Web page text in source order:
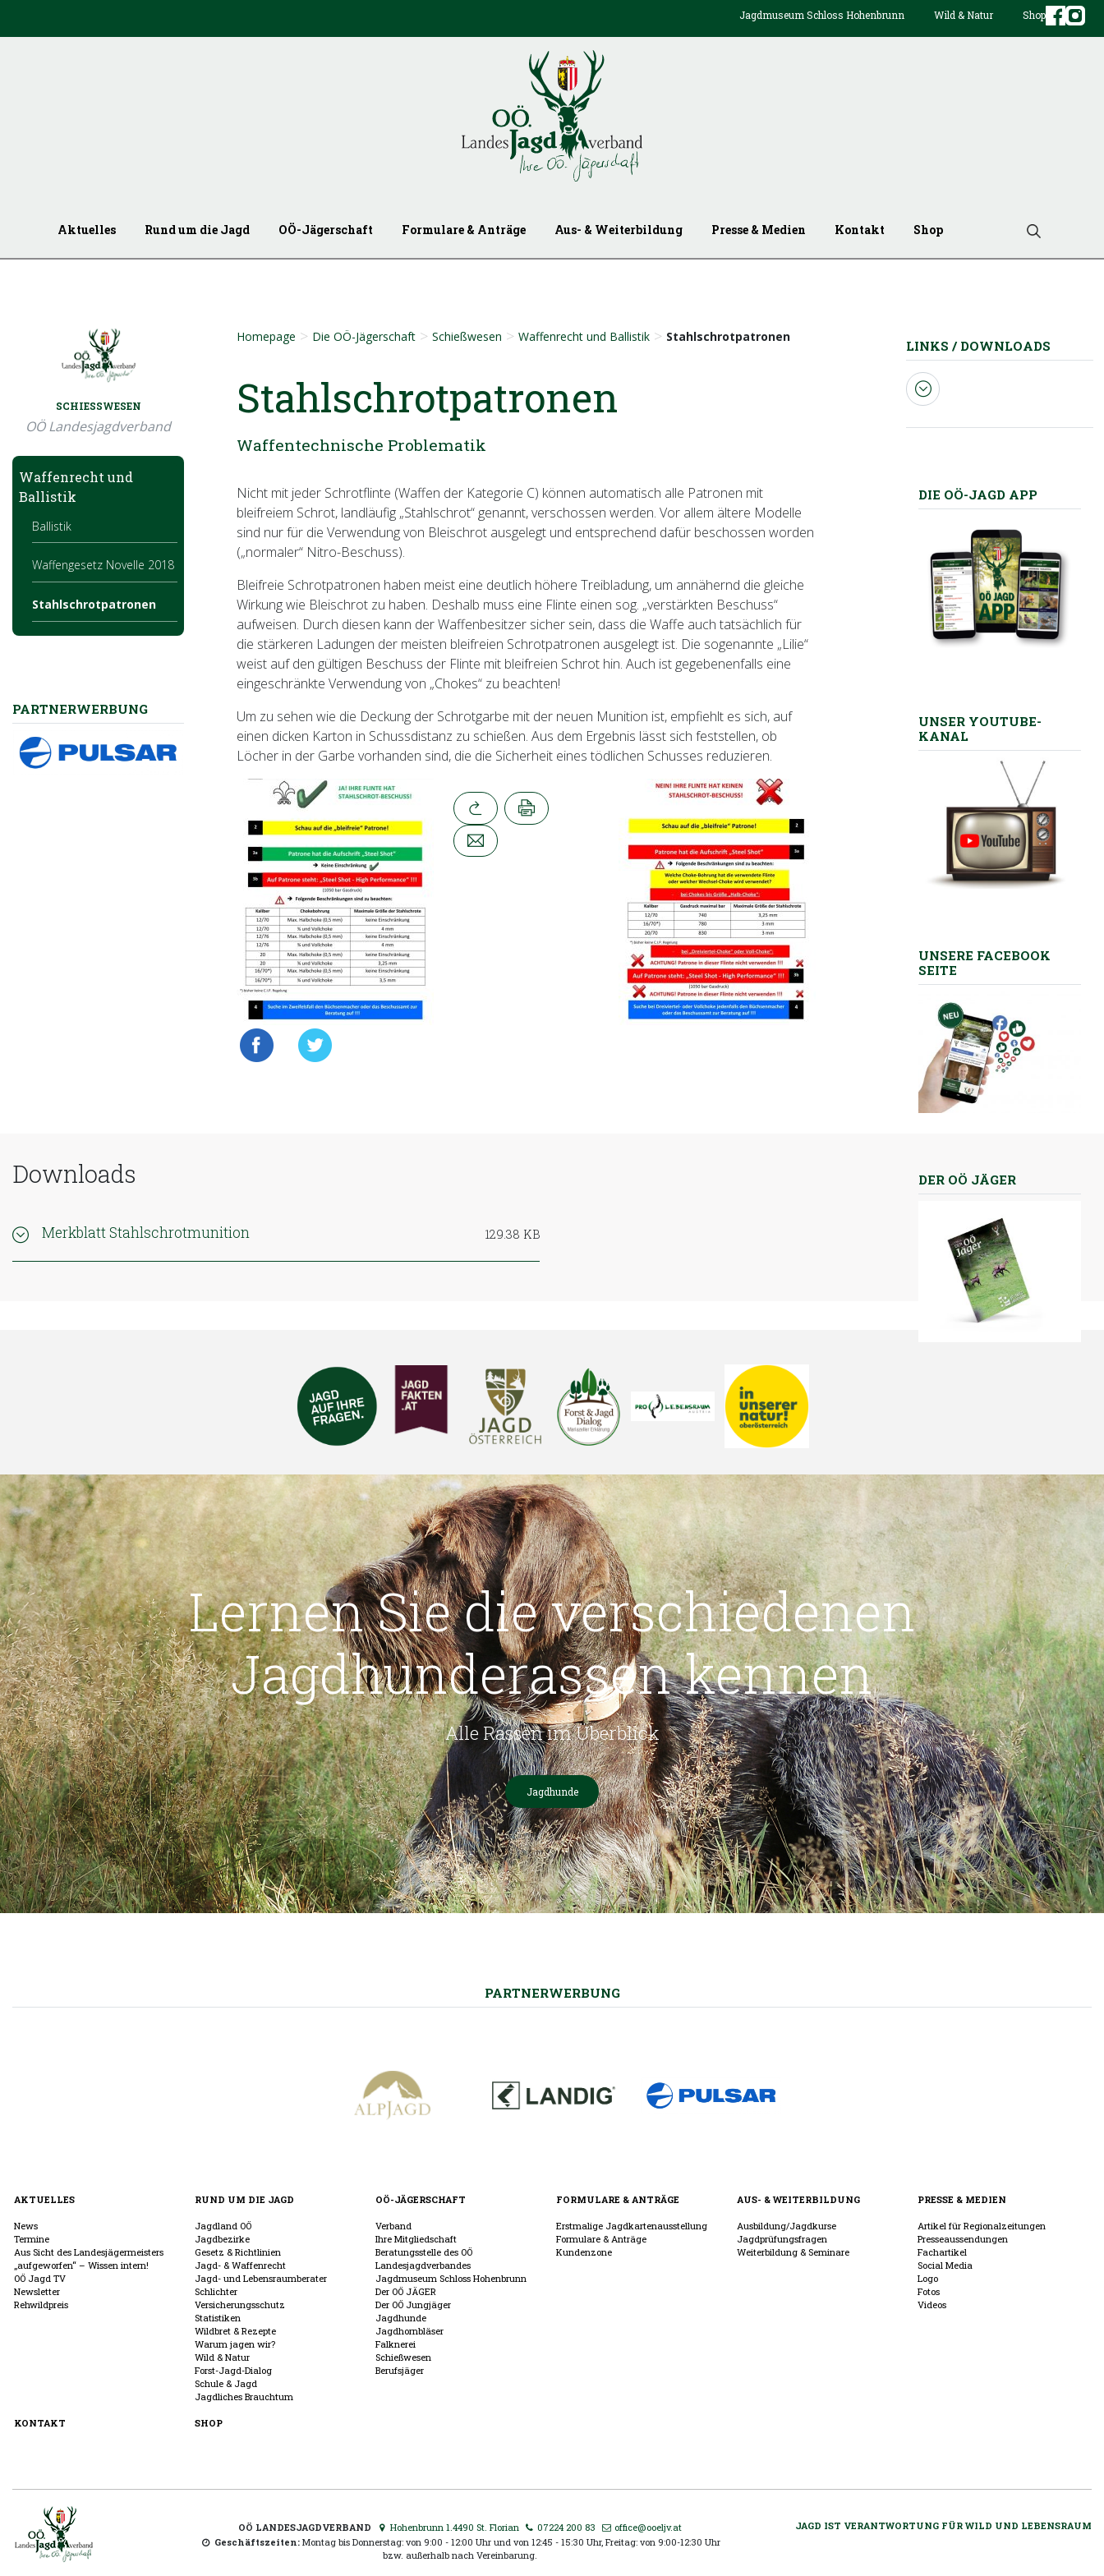
Jagdmuseum Schloss Hohenbrunn Wild & Natur Shop
Aktuelles Rund um die Jagd OÖ-Jägerschaft Formulare & Anträge Aus- & Weiterbildung Presse & Medien Kontakt Shop
SCHIESSWESEN
OÖ Landesjagdverband
Waffenrecht und
Ballistik
Ballistik
Waffengesetz Novelle 2018
Stahlschrotpatronen
PARTNERWERBUNG
Homepage > Die OÖ-Jägerschaft > Schießwesen > Waffenrecht und Ballistik > Stahlschrotpatronen
Stahlschrotpatronen
Waffentechnische Problematik
Nicht mit jeder Schrotflinte (Waffen der Kategorie C) können automatisch alle Patronen mit
bleifreiem Schrot, landläufig „Stahlschrot“ genannt, verschossen werden. Vor allem ältere Modelle
sind nur für die Verwendung von Bleischrot ausgelegt und entsprechend dafür beschossen worden
(„normaler“ Nitro-Beschuss).
Bleifreie Schrotpatronen haben meist eine deutlich höhere Treibladung, um annähernd die gleiche
Wirkung wie Bleischrot zu haben. Deshalb muss eine Flinte einen sog. „verstärkten Beschuss“
aufweisen. Durch diesen kann der Waffenbesitzer sicher sein, dass die Waffe auch tatsächlich für
die stärkeren Ladungen der meisten bleifreien Schrotpatronen ausgelegt ist. Die sogenannte „Lilie“
weist auf den gültigen Beschuss der Flinte mit bleifreien Schrot hin. Auch ist gegebenenfalls eine
eingeschränkte Verwendung von „Chokes“ zu beachten!
Um zu sehen wie die Deckung der Schrotgarbe mit der neuen Munition ist, empfiehlt es sich, auf
einen dicken Karton in Schussdistanz zu schießen. Aus dem Ergebnis lässt sich feststellen, ob
Löcher in der Garbe vorhanden sind, die die Sicherheit eines tödlichen Schusses reduzieren.
LINKS / DOWNLOADS
DIE OÖ-JAGD APP
UNSER YOUTUBE-
KANAL
UNSERE FACEBOOK
SEITE
DER OÖ JÄGER
Downloads
Merkblatt Stahlschrotmunition 129.38 KB
Lernen Sie die verschiedenen
Jagdhunderassen kennen
Alle Rassen im Überblick
Jagdhunde
PARTNERWERBUNG
AKTUELLES
News
Termine
Aus Sicht des Landesjägermeisters
„aufgeworfen“ – Wissen intern!
OÖ Jagd TV
Newsletter
Rehwildpreis
RUND UM DIE JAGD
Jagdland OÖ
Jagdbezirke
Gesetz & Richtlinien
Jagd- & Waffenrecht
Jagd- und Lebensraumberater
Schlichter
Versicherungsschutz
Statistiken
Wildbret & Rezepte
Warum jagen wir?
Wild & Natur
Forst-Jagd-Dialog
Schule & Jagd
Jagdliches Brauchtum
OÖ-JÄGERSCHAFT
Verband
Ihre Mitgliedschaft
Beratungsstelle des OÖ
Landesjagdverbandes
Jagdmuseum Schloss Hohenbrunn
Der OÖ JÄGER
Der OÖ Jungjäger
Jagdhunde
Jagdhornbläser
Falknerei
Schießwesen
Berufsjäger
FORMULARE & ANTRÄGE
Erstmalige Jagdkartenausstellung
Formulare & Anträge
Kundenzone
AUS- & WEITERBILDUNG
Ausbildung/Jagdkurse
Jagdprüfungsfragen
Weiterbildung & Seminare
PRESSE & MEDIEN
Artikel für Regionalzeitungen
Presseaussendungen
Fachartikel
Social Media
Logo
Fotos
Videos
KONTAKT SHOP
OÖ LANDESJAGDVERBAND Hohenbrunn 1.4490 St. Florian 07224 200 83
office@ooeljv.at
Geschäftszeiten:Montag bis Donnerstag: von 9:00 - 12:00 Uhr und von 12:45 - 15:30 Uhr, Freitag: von 9:00-12:30 Uhr
bzw. außerhalb nach Vereinbarung.
JAGD IST VERANTWORTUNG FÜR WILD UND LEBENSRAUM